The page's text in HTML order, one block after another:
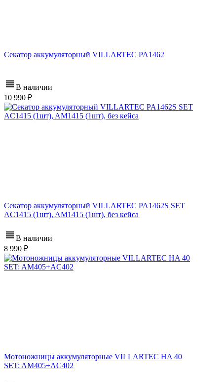
Секатор аккумуляторный VILLARTEC PA1462
В наличии
10 990
Секатор аккумуляторный VILLARTEC PA1462S SET
AC1415 (1шт), AM1415 (1шт), без кейса
В наличии
8 990
Мотоножницы аккумуляторные VILLARTEC HA 40
SET: AM405+AC402